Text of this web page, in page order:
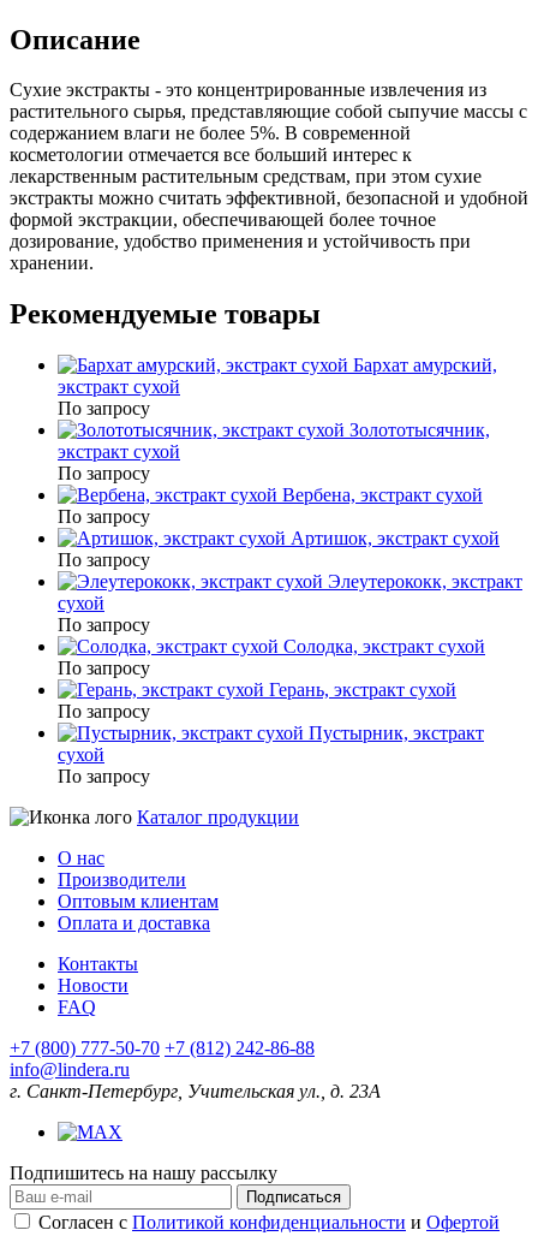
Описание
Сухие экстракты - это концентрированные извлечения из
растительного сырья, представляющие собой сыпучие массы с
содержанием влаги не более 5%. В современной
косметологии отмечается все больший интерес к
лекарственным растительным средствам, при этом сухие
экстракты можно считать эффективной, безопасной и удобной
формой экстракции, обеспечивающей более точное
дозирование, удобство применения и устойчивость при
хранении.
Рекомендуемые товары
Бархат амурский,
экстракт сухой
По запросу
Золототысячник,
экстракт сухой
По запросу
Вербена, экстракт сухой
По запросу
Артишок, экстракт сухой
По запросу
Элеутерококк, экстракт
сухой
По запросу
Солодка, экстракт сухой
По запросу
Герань, экстракт сухой
По запросу
Пустырник, экстракт
сухой
По запросу
Каталог продукции
О нас
Производители
Оптовым клиентам
Оплата и доставка
Контакты
Новости
FAQ
+7 (800) 777-50-70 +7 (812) 242-86-88
info@lindera.ru
г. Санкт-Петербург, Учительская ул., д. 23А
Подпишитесь на нашу рассылку
Подписаться
Согласен с Политикой конфиденциальности и Офертой